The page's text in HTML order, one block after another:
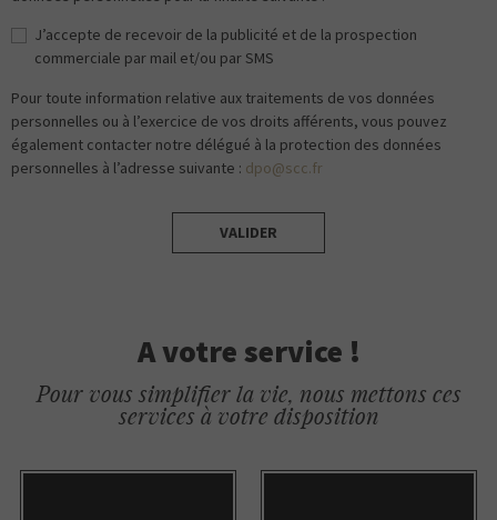
J’accepte de recevoir de la publicité et de la prospection
commerciale par mail et/ou par SMS
Pour toute information relative aux traitements de vos données
personnelles ou à l’exercice de vos droits afférents, vous pouvez
également contacter notre délégué à la protection des données
personnelles à l’adresse suivante : dpo@scc.fr
VALIDER
A votre service !
Pour vous simplifier la vie, nous mettons ces
services à votre disposition